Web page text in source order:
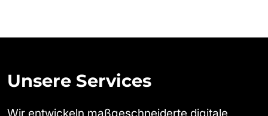
Unsere Services
Wir entwickeln maßgeschneiderte digitale